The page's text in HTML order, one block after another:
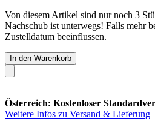
Von diesem Artikel sind nur noch 3
Nachschub ist unterwegs! Falls mehr
Zustelldatum beeinflussen.
In den Warenkorb
Österreich: Kostenloser
Weitere Infos zu Versand & Lieferung